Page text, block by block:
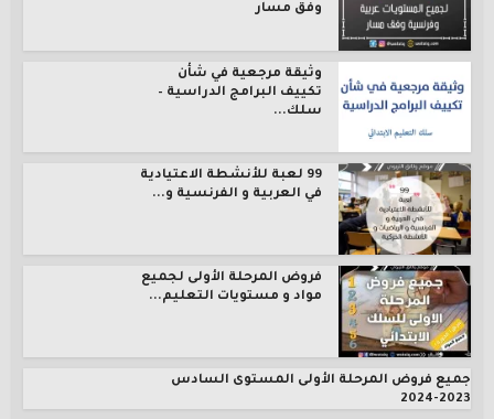
وفق مسار
وثيقة مرجعية في شأن
تكييف البرامج الدراسية –
سلك...
99 لعبة للأنشطة الاعتيادية
في العربية و الفرنسية و...
فروض المرحلة الأولى لجميع
مواد و مستويات التعليم...
جميع فروض المرحلة الأولى المستوى السادس
2023-2024